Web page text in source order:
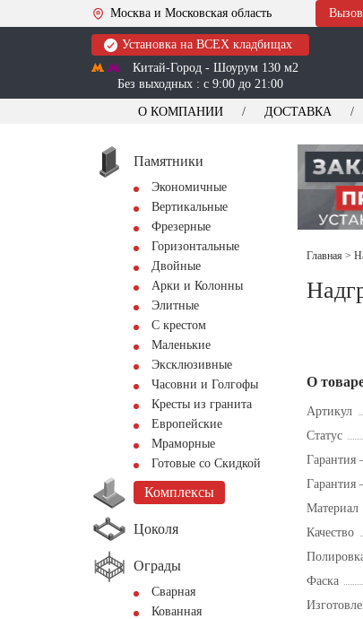
Москва и Московская область
Установка на ВСЕХ кладбищах
Китай-Город - Шоурум 130 м2
Без выходных : с 9:00 до 21:00
О КОМПАНИИ ДОСТАВКА
Памятники
Экономичные
Вертикальные
Фрезерные
Горизонтальные
Двойные
Арки и Колонны
Элитные
С крестом
Маленькие
Эксклюзивные
Часовни и Голгофы
Кресты из гранита
Европейские
Мраморные
Готовые со Скидкой
Комплексы
Цоколя
Ограды
Сварная
Кованная
Главная >
О
Артикул
Статус
Гарантия
Гарантия
Материал
Качество
Фаска